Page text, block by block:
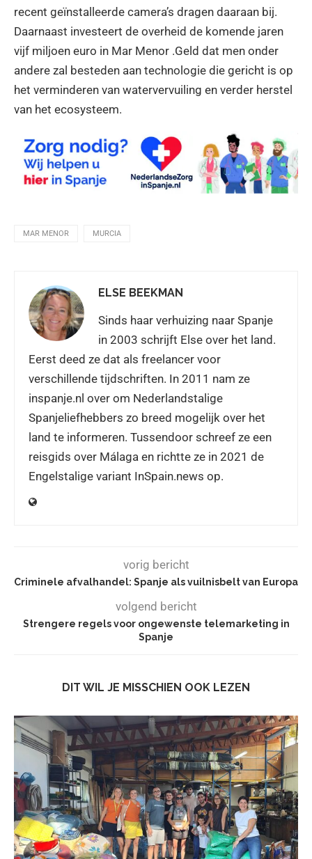
recent geïnstalleerde camera’s dragen daaraan bij.
Daarnaast investeert de overheid de komende jaren
vijf miljoen euro in Mar Menor .Geld dat men onder
andere zal besteden aan technologie die gericht is op
het verminderen van watervervuiling en verder herstel
van het ecosysteem.
MAR MENOR MURCIA
ELSE BEEKMAN
Sinds haar verhuizing naar Spanje
in 2003 schrijft Else over het land.
Eerst deed ze dat als freelancer voor
verschillende tijdschriften. In 2011 nam ze
inspanje.nl over om Nederlandstalige
Spanjeliefhebbers zo breed mogelijk over het
land te informeren. Tussendoor schreef ze een
reisgids over Málaga en richtte ze in 2021 de
Engelstalige variant InSpain.news op.
vorig bericht
Criminele afvalhandel: Spanje als vuilnisbelt van Europa
volgend bericht
Strengere regels voor ongewenste telemarketing in
Spanje
DIT WIL JE MISSCHIEN OOK LEZEN